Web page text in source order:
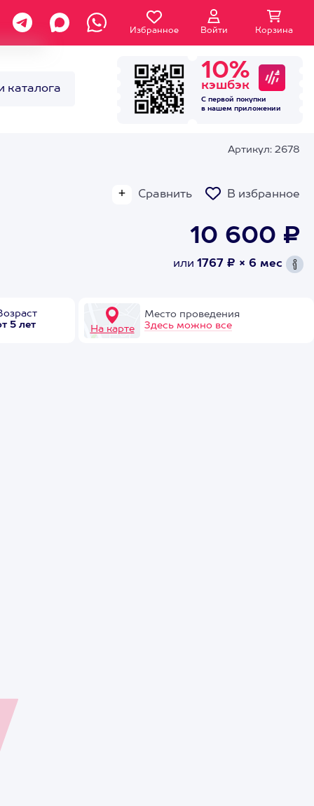
Избранное Войти Корзина
каталога
10%
кэшбэк
С первой покупки
в нашем приложении
Артикул: 2678
Сравнить В избранное
10 600 ₽
или 1767 ₽ × 6 мес
5 лет
На карте
Место проведения
Здесь можно все